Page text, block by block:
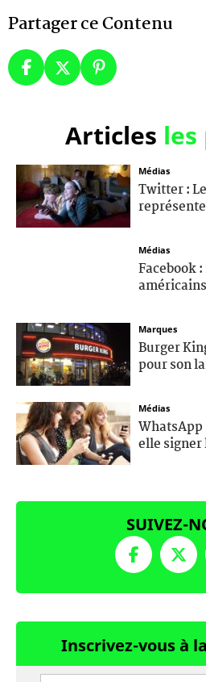
Partager ce Contenu
Articles les
Médias
Twitter :
Médias
Facebook
Marques
Burger
pour son
Médias
elle
SUIVEZ-
Inscrivez-vous à